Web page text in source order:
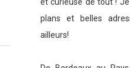
plans et belles
ailleurs!